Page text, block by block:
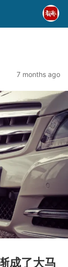
7 months ago
成了大马